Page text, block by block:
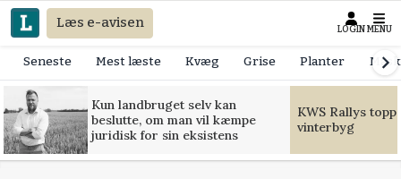
Læs e-avisen LOGIN MENU
Seneste Mest læste Kvæg Grise Planter
Kun landbruget selv kan
beslutte, om man vil kæmpe
juridisk for sin eksistens
KWS Rallys
vinterbyg